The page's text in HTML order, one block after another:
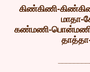
கிண்கிணி-
மாதா-
கண்மணி-பொன்மணி-